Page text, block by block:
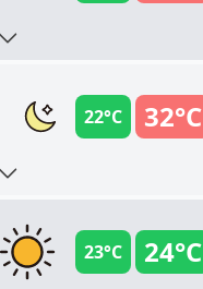
32°C
22°C
24°C
23°C